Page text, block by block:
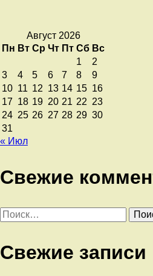
Август 2026
Пн Вт Ср Чт Пт Сб Вс
1
2
3
4 5 6 7 8
9
10 11 12 13 14 15 16
17 18 19 20 21 22 23
24 25 26 27 28 29 30
31
« Июл
Свежие
Найти:
Свежие записи